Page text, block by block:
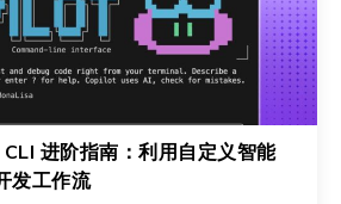
进阶指南：利用自定义智能
发工作流